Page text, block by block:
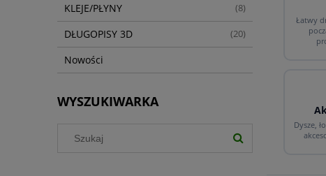
KLEJE/PŁYNY (8)
DŁUGOPISY 3D (20)
Nowości
WYSZUKIWARKA
Łatwy
Dysze,